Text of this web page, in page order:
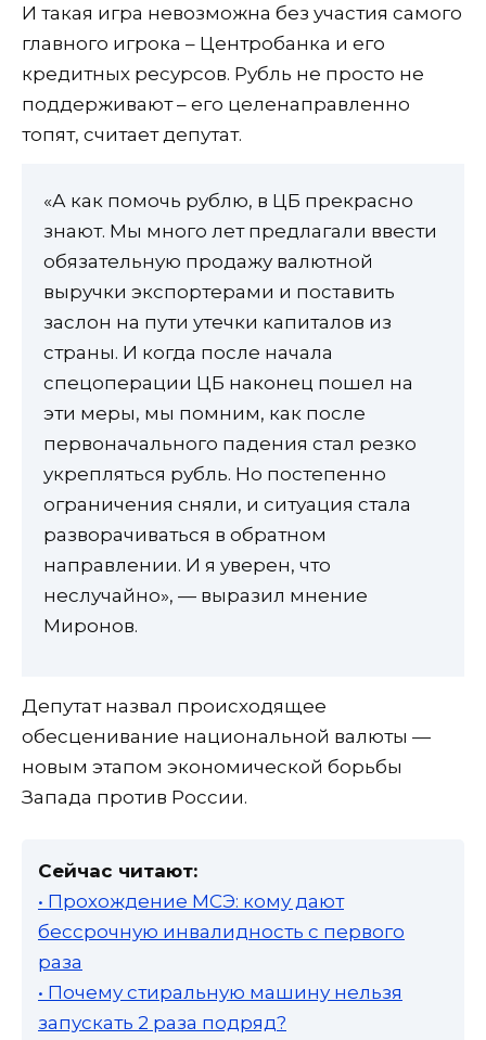
И такая игра невозможна без участия самого
главного игрока – Центробанка и его
кредитных ресурсов. Рубль не просто не
поддерживают – его целенаправленно
топят, считает депутат.
«А как помочь рублю, в ЦБ прекрасно
знают. Мы много лет предлагали ввести
обязательную продажу валютной
выручки экспортерами и поставить
заслон на пути утечки капиталов из
страны. И когда после начала
спецоперации ЦБ наконец пошел на
эти меры, мы помним, как после
первоначального падения стал резко
укрепляться рубль. Но постепенно
ограничения сняли, и ситуация стала
разворачиваться в обратном
направлении. И я уверен, что
неслучайно», — выразил мнение
Миронов.
Депутат назвал происходящее
обесценивание национальной валюты —
новым этапом экономической борьбы
Запада против России.
Сейчас читают:
• Прохождение МСЭ: кому дают
бессрочную инвалидность с первого
раза
• Почему стиральную машину нельзя
запускать 2 раза подряд?